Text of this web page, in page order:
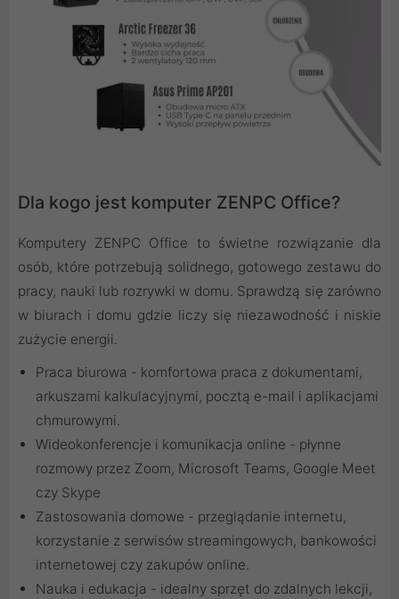
Dla kogo jest komputer ZENPC Office?
Komputery ZENPC Office to świetne rozwiązanie dla
osób, które potrzebują solidnego, gotowego zestawu do
pracy, nauki lub rozrywki w domu. Sprawdzą się zarówno
w biurach i domu gdzie liczy się niezawodność i niskie
zużycie energii.
Praca biurowa - komfortowa praca z dokumentami,
arkuszami kalkulacyjnymi, pocztą e-mail i aplikacjami
chmurowymi.
Wideokonferencje i komunikacja online - płynne
rozmowy przez Zoom, Microsoft Teams, Google Meet
czy Skype
Zastosowania domowe - przeglądanie internetu,
korzystanie z serwisów streamingowych, bankowości
internetowej czy zakupów online.
Nauka i edukacja - idealny sprzęt do zdalnych lekcji,